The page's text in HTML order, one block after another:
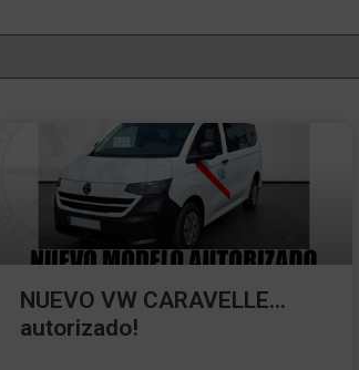
NUEVO VW CARAVELLE…
autorizado!